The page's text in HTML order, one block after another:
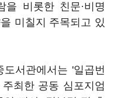
을 비롯한 친문·비명
미칠지 주목되고 있
서관에서는 '일곱번
최한 공동 심포지엄